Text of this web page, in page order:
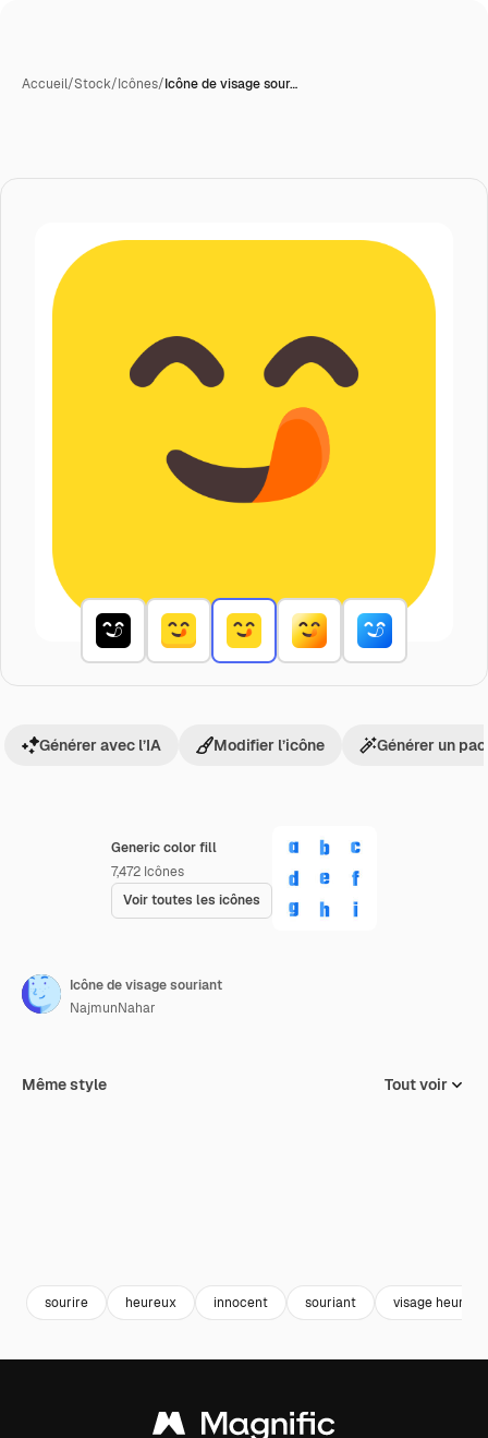
Accueil/Stock/Icônes/Icône de visage sour…
Generic color fill
7,472 Icônes
Voir toutes les icônes
Générer avec l’IA Modifier l’icône Générer un
Icône de visage souriant
NajmunNahar
Même style Tout voir
sourire heureux innocent souriant visage heureux